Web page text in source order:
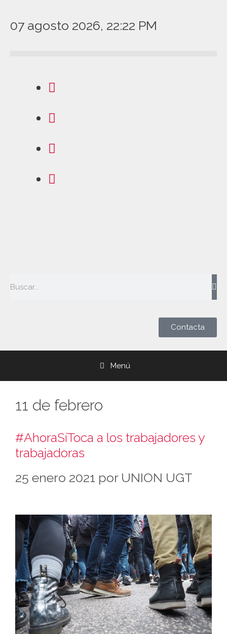
07 agosto 2026, 22:22 PM
Contacta
Menú
11 de febrero
#AhoraSíToca a los trabajadores y
trabajadoras
25 enero 2021 por UNION UGT